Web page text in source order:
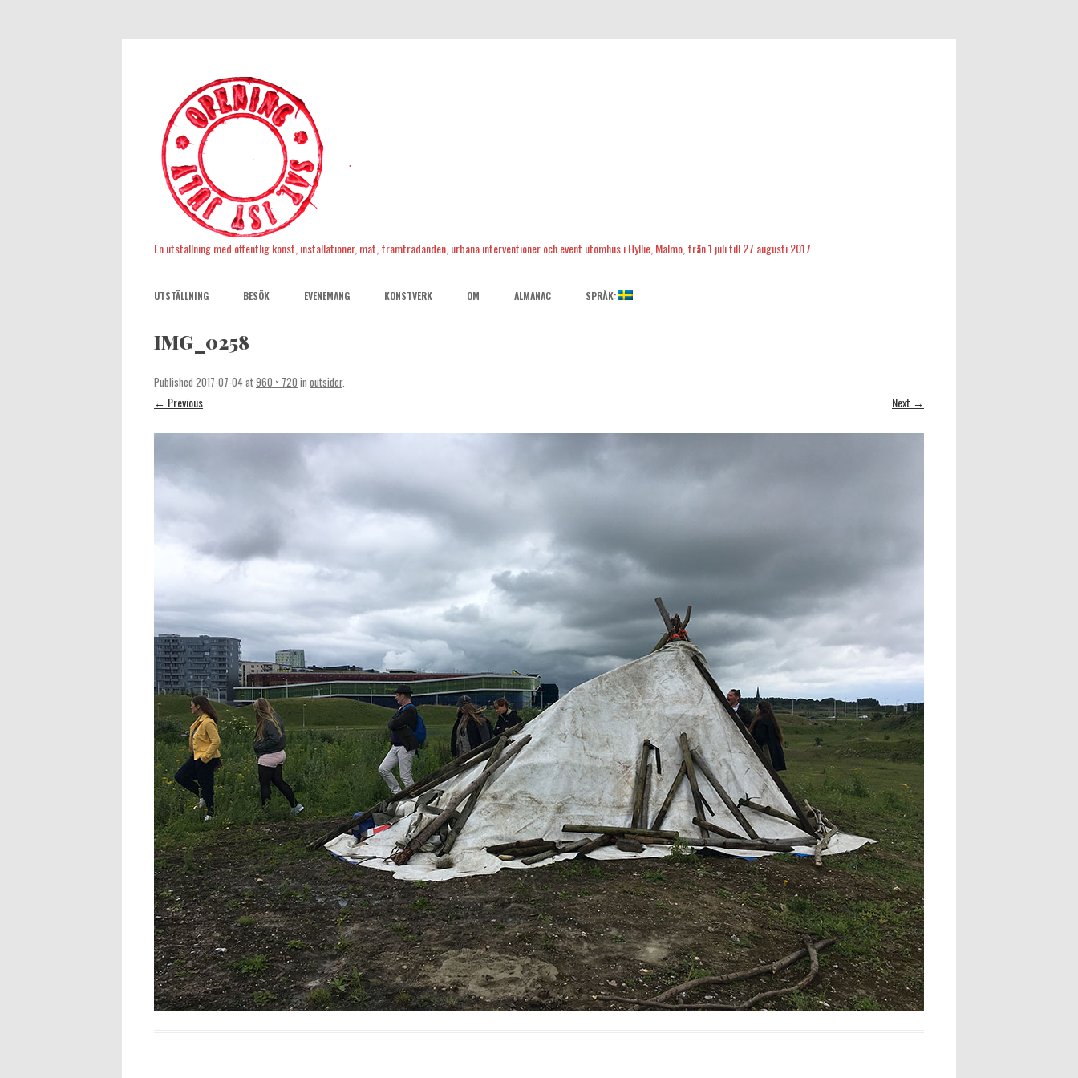
En utställning med offentlig konst, installationer, mat, framträdanden, urbana interventioner och event utomhus i Hyllie, Malmö, från 1 juli till 27 augusti 2017
to
content
UTSTÄLLNING BESÖK EVENEMANG KONSTVERK OM ALMANAC SPRÅK:
IMG_0258
Published 2017-07-04at960 × 720 in outsider.
← Previous Next →